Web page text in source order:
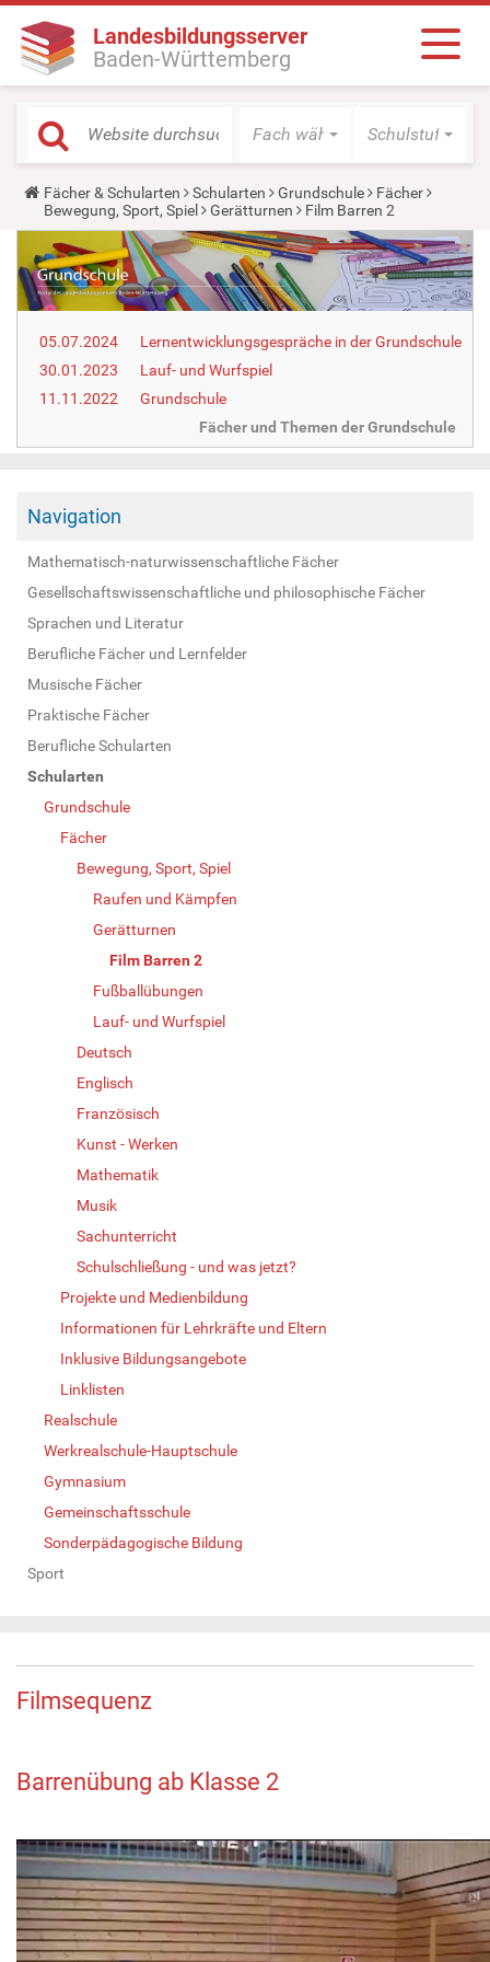
Landesbildungsserver
Baden-Württemberg
Fach wählen Schulstufe
Y
o
u
r
e
h
e
e
:
Fächer & Schularten Schularten Grundschule
Fächer
Bewegung, Sport, Spiel
Gerätturnen Film Barren 2
05.07.2024
Lernentwicklungsgespräche in der Grundschule
30.01.2023
Lauf- und Wurfspiel
11.11.2022
Grundschule
Fächer und Themen der Grundschule
Navigation
Mathematisch-naturwissenschaftliche Fächer
Gesellschaftswissenschaftliche und philosophische Fächer
Sprachen und Literatur
Berufliche Fächer und Lernfelder
Musische Fächer
Praktische Fächer
Berufliche Schularten
Schularten
Grundschule
Fächer
Bewegung, Sport, Spiel
Raufen und Kämpfen
Gerätturnen
Film Barren 2
Fußballübungen
Lauf- und Wurfspiel
Deutsch
Englisch
Französisch
Kunst - Werken
Mathematik
Musik
Sachunterricht
Schulschließung - und was jetzt?
Projekte und Medienbildung
Informationen für Lehrkräfte und Eltern
Inklusive Bildungsangebote
Linklisten
Realschule
Werkrealschule-Hauptschule
Gymnasium
Gemeinschaftsschule
Sonderpädagogische Bildung
Sport
Filmsequenz
Barrenübung ab Klasse 2